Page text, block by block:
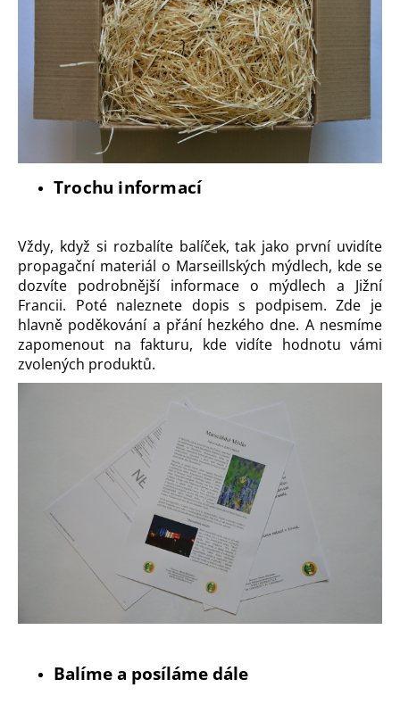
Trochu informací
Vždy, když si rozbalíte balíček, tak jako první uvidíte
propagační materiál o Marseillských mýdlech, kde se
dozvíte podrobnější informace o mýdlech a Jižní
Francii. Poté naleznete dopis s podpisem. Zde je
hlavně poděkování a přání hezkého dne. A nesmíme
zapomenout na fakturu, kde vidíte hodnotu vámi
zvolených produktů.
Balíme a posíláme dále